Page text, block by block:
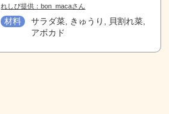
れしぴ提供：bon_macaさん
材料
サラダ菜, きゅうり, 貝割れ菜,
アボカド